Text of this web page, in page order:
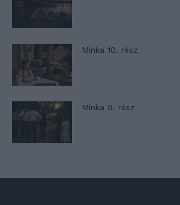
Minka 10. rész
Minka 9. rész